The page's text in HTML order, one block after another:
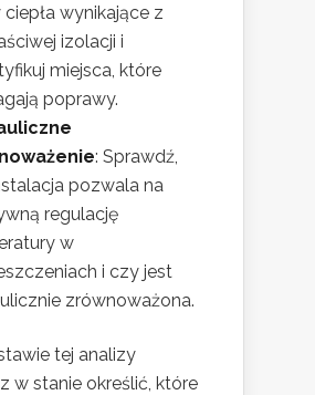
wynikające z
izolacji i
miejsca, które
poprawy.
: Sprawdź,
pozwala na
regulację
w
i czy jest
zrównoważona.
tej analizy
w stanie określić, które